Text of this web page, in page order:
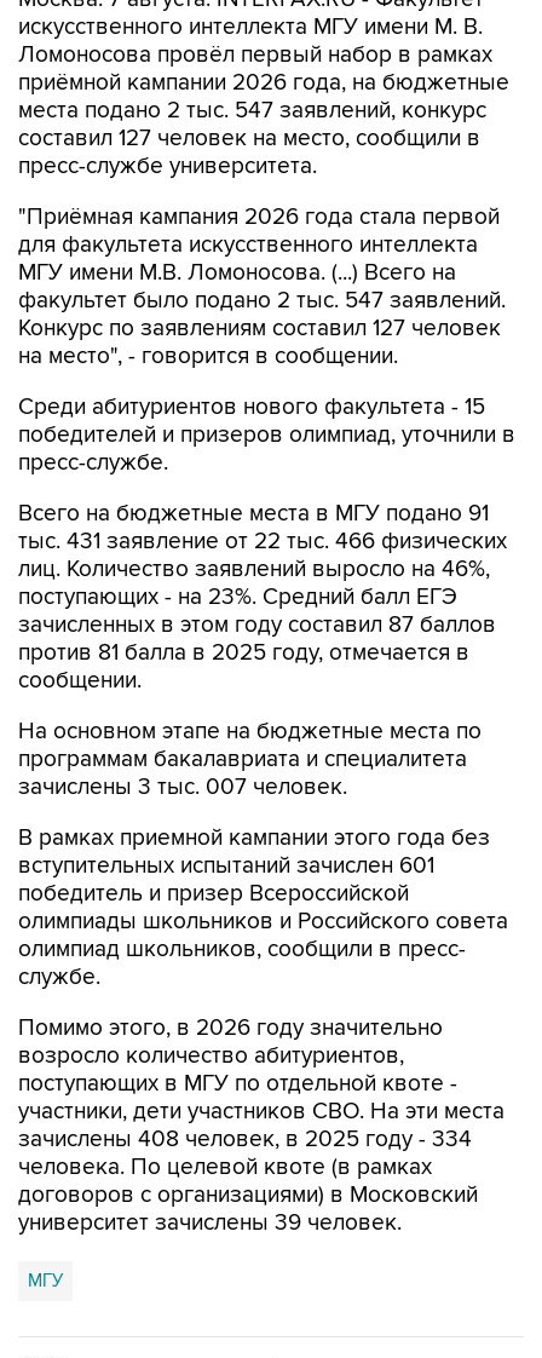
искусственного интеллекта МГУ имени М. В.
Ломоносова провёл первый набор в рамках
приёмной кампании 2026 года, на бюджетные
места подано 2 тыс. 547 заявлений, конкурс
составил 127 человек на место, сообщили в
пресс-службе университета.
"Приёмная кампания 2026 года стала первой
для факультета искусственного интеллекта
МГУ имени М.В. Ломоносова. (...) Всего на
факультет было подано 2 тыс. 547 заявлений.
Конкурс по заявлениям составил 127 человек
на место", - говорится в сообщении.
Среди абитуриентов нового факультета - 15
победителей и призеров олимпиад, уточнили в
пресс-службе.
Всего на бюджетные места в МГУ подано 91
тыс. 431 заявление от 22 тыс. 466 физических
лиц. Количество заявлений выросло на 46%,
поступающих - на 23%. Средний балл ЕГЭ
зачисленных в этом году составил 87 баллов
против 81 балла в 2025 году, отмечается в
сообщении.
На основном этапе на бюджетные места по
программам бакалавриата и специалитета
зачислены 3 тыс. 007 человек.
В рамках приемной кампании этого года без
вступительных испытаний зачислен 601
победитель и призер Всероссийской
олимпиады школьников и Российского совета
олимпиад школьников, сообщили в пресс-
службе.
Помимо этого, в 2026 году значительно
возросло количество абитуриентов,
поступающих в МГУ по отдельной квоте -
участники, дети участников СВО. На эти места
зачислены 408 человек, в 2025 году - 334
человека. По целевой квоте (в рамках
договоров с организациями) в Московский
университет зачислены 39 человек.
МГУ